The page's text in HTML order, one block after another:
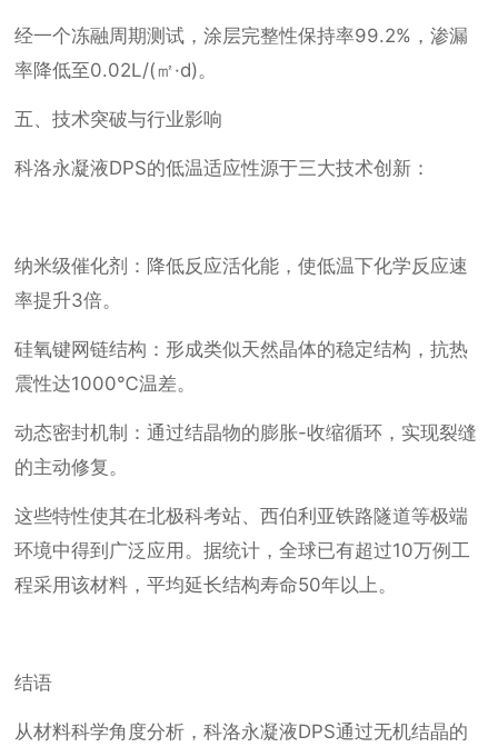
经一个冻融周期测试，涂层完整性保持率99.2%，渗漏
率降低至0.02L/(㎡·d)。
五、技术突破与行业影响
科洛永凝液DPS的低温适应性源于三大技术创新：
纳米级催化剂：降低反应活化能，使低温下化学反应速
率提升3倍。
硅氧键网链结构：形成类似天然晶体的稳定结构，抗热
震性达1000℃温差。
动态密封机制：通过结晶物的膨胀-收缩循环，实现裂缝
的主动修复。
这些特性使其在北极科考站、西伯利亚铁路隧道等极端
环境中得到广泛应用。据统计，全球已有超过10万例工
程采用该材料，平均延长结构寿命50年以上。
结语
从材料科学角度分析，科洛永凝液DPS通过无机结晶的